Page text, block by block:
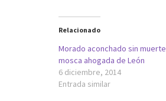
Relacionado
Morado aconchado sin muerte
mosca ahogada de León
6 diciembre, 2014
Entrada similar